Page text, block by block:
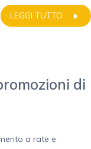
LEGGI TUTTO
di
a rate e